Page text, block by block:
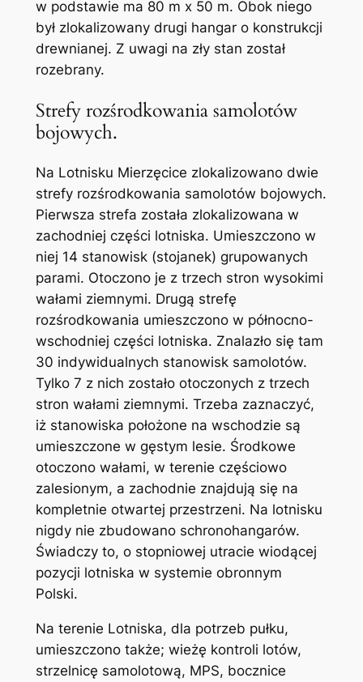
w podstawie ma 80 m x 50 m. Obok niego
był zlokalizowany drugi hangar o konstrukcji
drewnianej. Z uwagi na zły stan został
rozebrany.
Strefy rozśrodkowania samolotów
bojowych.
Na Lotnisku Mierzęcice zlokalizowano dwie
strefy rozśrodkowania samolotów bojowych.
Pierwsza strefa została zlokalizowana w
zachodniej części lotniska. Umieszczono w
niej 14 stanowisk (stojanek) grupowanych
parami. Otoczono je z trzech stron wysokimi
wałami ziemnymi. Drugą strefę
rozśrodkowania umieszczono w północno-
wschodniej części lotniska. Znalazło się tam
30 indywidualnych stanowisk samolotów.
Tylko 7 z nich zostało otoczonych z trzech
stron wałami ziemnymi. Trzeba zaznaczyć,
iż stanowiska położone na wschodzie są
umieszczone w gęstym lesie. Środkowe
otoczono wałami, w terenie częściowo
zalesionym, a zachodnie znajdują się na
kompletnie otwartej przestrzeni. Na lotnisku
nigdy nie zbudowano schronohangarów.
Świadczy to, o stopniowej utracie wiodącej
pozycji lotniska w systemie obronnym
Polski.
Na terenie Lotniska, dla potrzeb pułku,
umieszczono także; wieżę kontroli lotów,
strzelnicę samolotową, MPS, bocznice